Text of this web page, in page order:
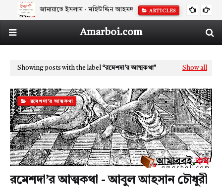
জামায়াতে ইসলাম - মহিউদ্দিন আহমদ ARTICLES
Amarboi.com
Showing posts with the label রমেশদা’র আত্মকথা Show all
রমেশদা’র আত্মকথা
রমেশদা’র আত্মকথা - আবুল আহসান চৌধুরী